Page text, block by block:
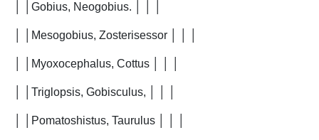
│ │Gobius, Neogobius. │ │ │
│ │Mesogobius, Zosterisessor │ │ │
│ │Myoxocephalus, Cottus │ │ │
│ │Triglopsis, Gobisculus, │ │ │
│ │Pomatoshistus, Taurulus │ │ │